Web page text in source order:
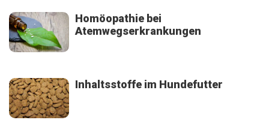
Homöopathie bei
Atemwegserkrankungen
Inhaltsstoffe im Hundefutter